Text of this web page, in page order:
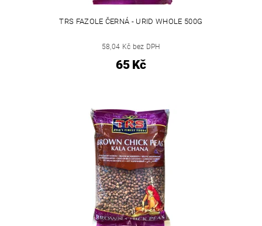
TRS FAZOLE ČERNÁ - URID WHOLE 500G
58,04 Kč bez DPH
65 Kč